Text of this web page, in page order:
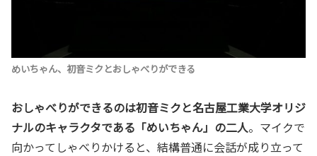
めいちゃん、初音ミクとおしゃべりができる
おしゃべりができるのは初音ミクと名古屋工業大学オリジ
ナルのキャラクタである「めいちゃん」の二人。マイクで
向かってしゃべりかけると、結構普通に会話が成り立って